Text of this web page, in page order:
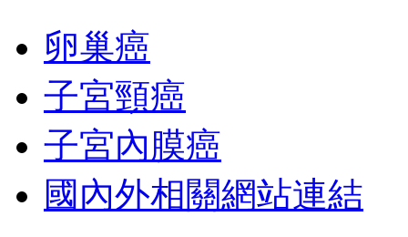
卵巢癌
子宮頸癌
子宮內膜癌
國內外相關網站連結